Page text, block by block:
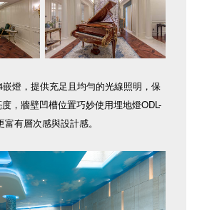
燈，提供充足且均勻的光線照明，保
，牆壁凹槽位置巧妙使用埋地燈ODL-
有層次感與設計感。